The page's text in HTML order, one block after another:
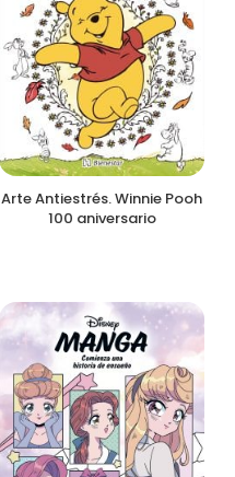
Arte Antiestrés. Winnie Pooh
100 aniversario